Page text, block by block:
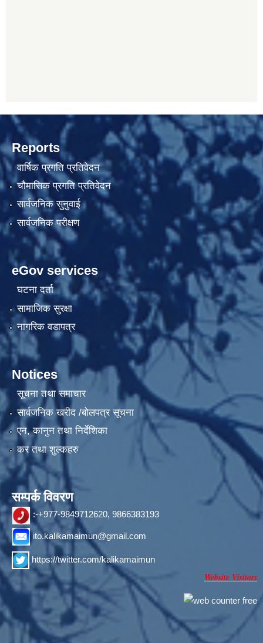
Reports
वार्षिक प्रगति प्रतिवेदन
चौमासिक प्रगति प्रतिवेदन
सार्वजनिक सुनुवाई
सार्वजनिक परीक्षण
eGov services
घटना दर्ता
सामाजिक सुरक्षा
नागरिक वडापत्र
Notices
सूचना तथा समाचार
सार्वजनिक खरीद /बोलपत्र सूचना
एन, कानुन तथा निर्देशिका
कर तथा शुल्कहरु
सम्पर्क विवरण
:-+977-9849712620, 9866383193
ito.kalikamaimun@gmail.com
https://twitter.com/kalikamaimun
Website Visitors